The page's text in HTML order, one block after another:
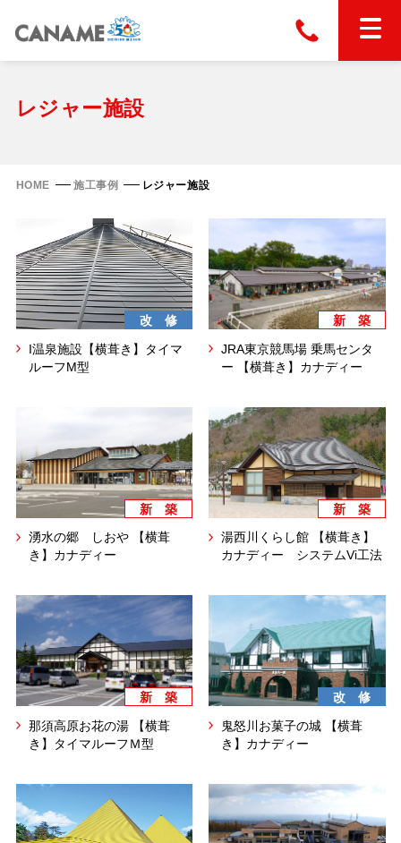
ホーム
縦葺き屋根
スタンディングロック
富士ライン55
フリーハットⅡ型
FHR-2000
横葺き屋根
カナディー
タイマルーフ F25
タイマルーフ T型
カナメ一文字葺き
金属瓦
カナメルーフ
通気断熱工法
Vi75・Vi125
Viカバー50
換気棟システム
デザイン軒樋
カナメシャープ樋
屋根の改修
施工事例
技術情報
ダウンロード
お問い合わせ
レジャー施設
HOME 施工事例 レジャー施設
改 修
I温泉施設【横葺き】タイマ
ルーフM型
新 築
JRA東京競馬場 乗馬センタ
ー 【横葺き】カナディー
新 築
湧水の郷 しおや 【横葺
き】カナディー
新 築
湯西川くらし館 【横葺き】
カナディー システムVi工法
新 築
那須高原お花の湯 【横葺
き】タイマルーフＭ型
改 修
鬼怒川お菓子の城 【横葺
き】カナディー